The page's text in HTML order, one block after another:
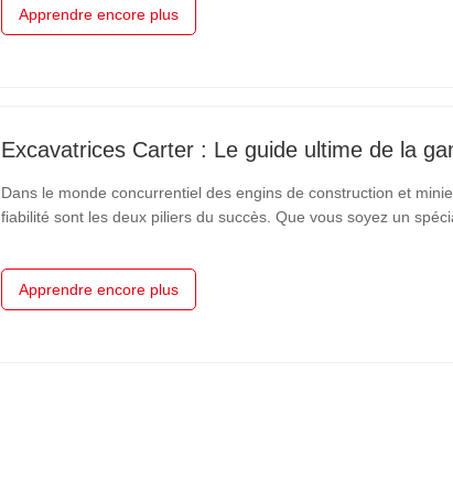
Apprendre encore plus
Dans le monde concurrentiel des engins de construction et
fiabilité sont les deux piliers du succès. Que vous soyez un
matière de machines qui…
Apprendre encore plus